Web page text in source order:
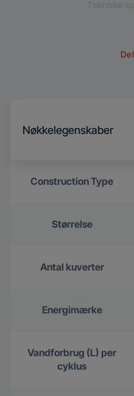
Del
Nøkkelegenskaber
Construction Type
Størrelse
Antal kuverter
Energimærke
Vandforbrug (L) per
cyklus